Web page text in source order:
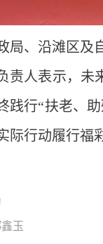
局、沿滩区及
责人表示，未
践行“扶老、
际行动履行福
玉